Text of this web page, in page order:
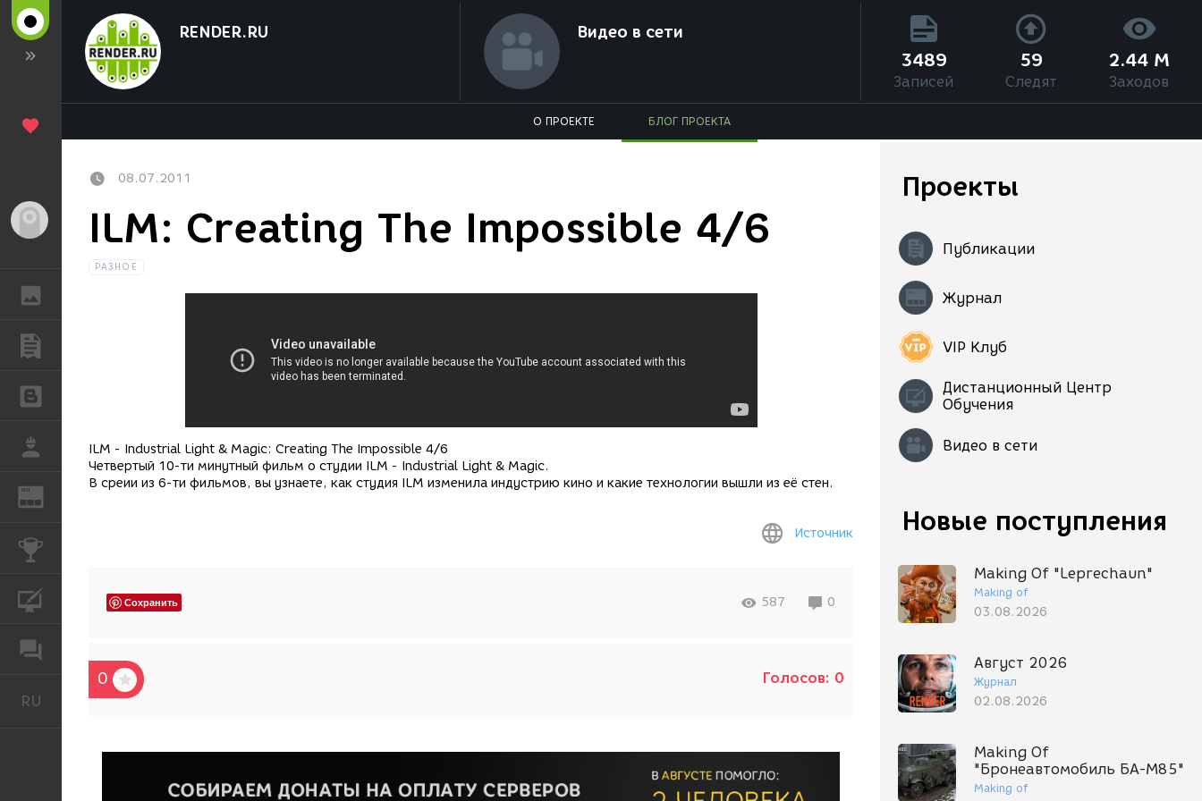
РАБОТА
REN
КУРСЫ
RU Русский
RENDER.RU Видео в сети
3489
Записей
59
Следят
2.44 M
Заходов
О ПРОЕКТЕ БЛОГ ПРОЕКТА
Проекты
Публикации
Журнал
VIP Клуб
Дистанционный Центр
Обучения
Видео в сети
Новые поступления
Making Of "Leprechaun"
Making of
03.08.2026
Август 2026
Журнал
02.08.2026
Making Of
"Бронеавтомобиль БА-М85"
Making of
08.07.2011
ILM: Creating The Impossible 4/6
РАЗНОЕ
ILM - Industrial Light & Magic: Creating The Impossible 4/6
Четвертый 10-ти минутный фильм о студии ILM - Industrial Light & Magic.
В среии из 6-ти фильмов, вы узнаете, как студия ILM изменила индустрию кино и какие технологии вышли из её стен.
Источник
Сохранить 587 0
0 Голосов: 0